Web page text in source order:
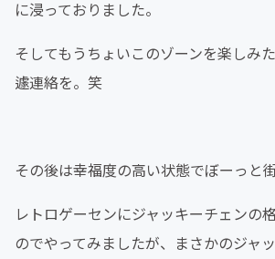
に浸っておりました。
そしてもうちょいこのゾーンを楽しみ
遽連絡を。笑
その後は幸福度の高い状態でぼーっと
レトロゲーセンにジャッキーチェンの
のでやってみましたが、まさかのジャ